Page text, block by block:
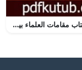
تحميل كتاب مقامات العلماء بين يدي الخلفاء والأمراء PDF تأليف أبو حامد الغزالي مجانا [كامل]